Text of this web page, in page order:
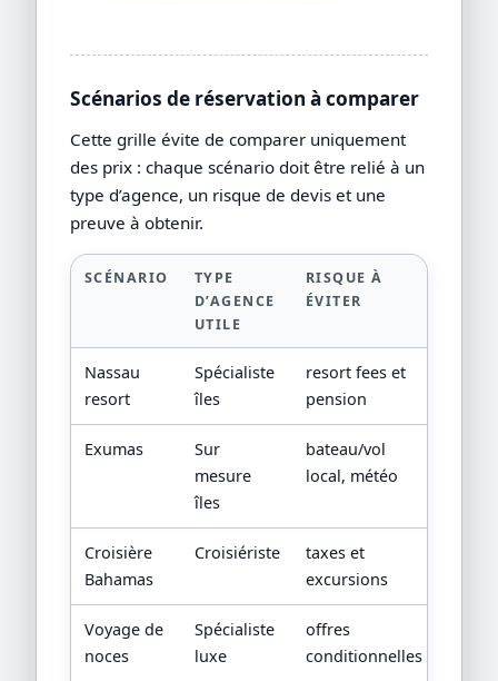
Scénarios de réservation à comparer
Cette grille évite de comparer uniquement
des prix : chaque scénario doit être relié à un
type d’agence, un risque de devis et une
preuve à obtenir.
SCÉNARIO
TYPE
D’AGENCE
UTILE
RISQUE À
ÉVITER
Nassau
resort
Spécialiste
îles
resort fees et
pension
Exumas
Sur
mesure
îles
bateau/vol
local, météo
Croisière
Bahamas
Croisiériste
taxes et
excursions
Voyage de
noces
Spécialiste
luxe
offres
conditionnelles